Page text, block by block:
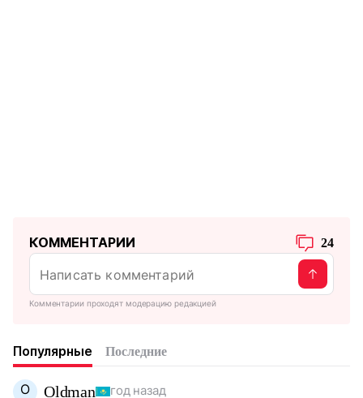
КОММЕНТАРИИ 24
Комментарии проходят модерацию редакцией
Популярные Последние
O Oldman год назад